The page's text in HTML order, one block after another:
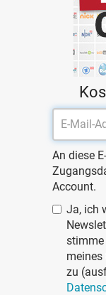
An diese
Account.
Ja, ich
stimme
zu